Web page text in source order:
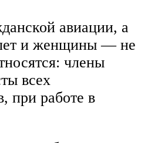
авиации, а
лет и женщины — не
члены
всех
при работе в